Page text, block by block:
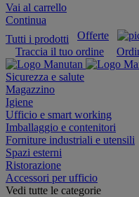
Vai al carrello
Continua
Tutti i prodotti
Offerte
Traccia il tuo ordine
Sicurezza e salute
Magazzino
Igiene
Ufficio e smart working
Imballaggio e contenitori
Forniture industriali e utensili
Spazi esterni
Ristorazione
Accessori per ufficio
Vedi tutte le categorie